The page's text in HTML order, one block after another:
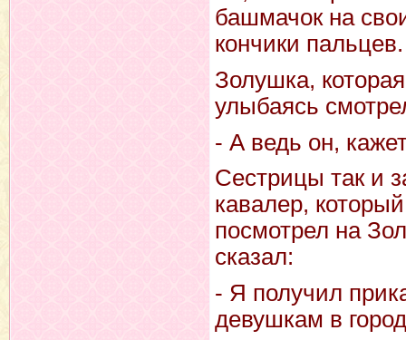
башмачок на
кончики пальцев.
Золушка,
улыбаясь
- А ведь он,
Сестрицы так и
кавалер,
посмотрел на
сказал:
- Я получил
девушкам в